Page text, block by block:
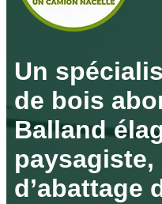
Un
de bois
Balland
d’abattage